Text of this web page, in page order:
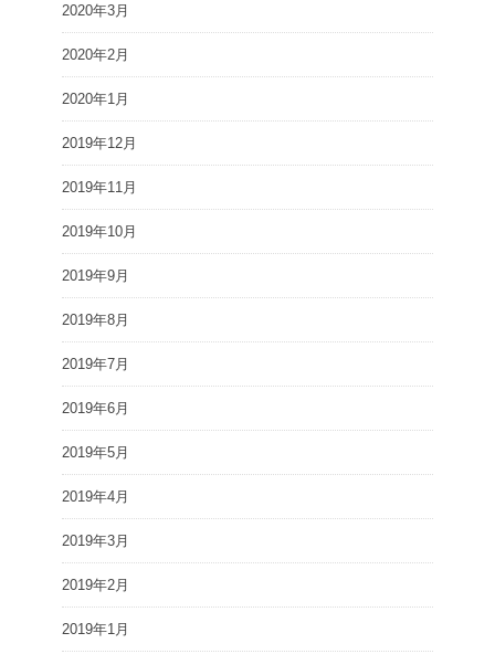
2020年3月
2020年2月
2020年1月
2019年12月
2019年11月
2019年10月
2019年9月
2019年8月
2019年7月
2019年6月
2019年5月
2019年4月
2019年3月
2019年2月
2019年1月